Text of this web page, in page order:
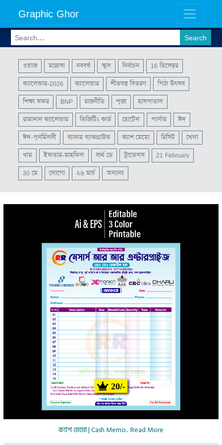
Graphic Ghor
ওয়াজ মাদ্রাসা নববর্ষ স্কুল নির্বাচন
16 ডিসেম্বর
ক্যালেন্ডার-2026
ক্যালেন্ডার শীতবস্ত্র বিতরণ
পিঠা উৎসব
শিক্ষা সফর
BNP রাজনীতি পূজা
হাসপাতাল
রামাদান ক্যালেন্ডার
ভিজিটিং কার্ড হোটেল পার্লার
ঈদ
ঈদ-পুনর্মিলনী
ব্যানার ব্যাকগ্রাউন্ড ক্যাশ মেমো রিসিট
খেলা
খাম
ইফতার-মাহফিল বার্থ ডে ট্রাভেলস
21 February
30 মে
লোগো ২৬ মার্চ অন্যান্য
20/-
ক্যাশ মেমো | Cash Memo.. Read More